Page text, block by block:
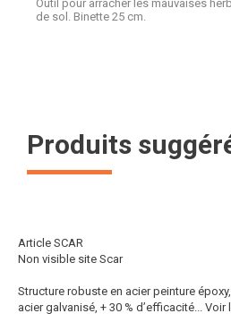
Outil pour arracher les mauvaises
de sol. Binette 25 cm.
Produits
Article SCAR
Non visible site Scar
Structure robuste en acier peinture
acier galvanisé, + 30 % d’efficacité...
Voir